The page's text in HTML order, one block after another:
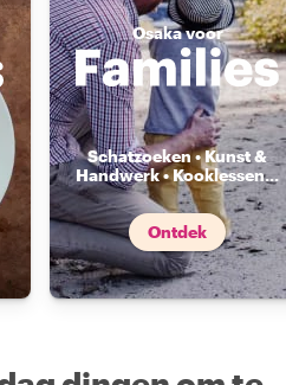
Osaka voor
Schatzoeken • Kunst &
Handwerk • Kooklessen...
Ontdek